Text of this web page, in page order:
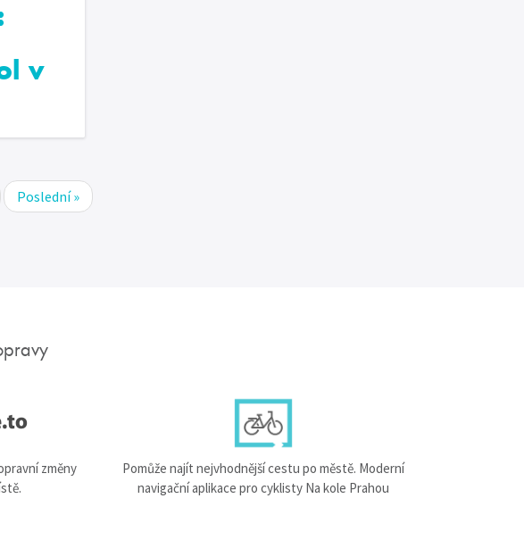
v
Poslední
stránka
Poslední »
změny
Pomůže najít nejvhodnější cestu po městě. Moderní
navigační aplikace pro cyklisty Na kole Prahou